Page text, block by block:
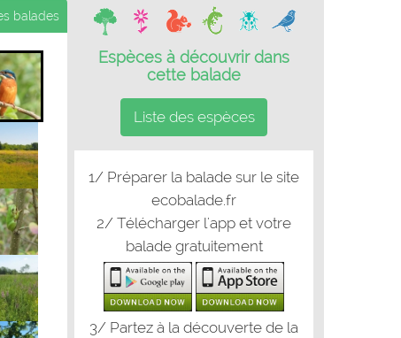
balades
Espèces à découvrir dans
cette balade
Liste des espèces
1/ Préparer la balade sur le site
ecobalade.fr
2/ Télécharger l'app et votre
balade gratuitement
3/ Partez à la découverte de la